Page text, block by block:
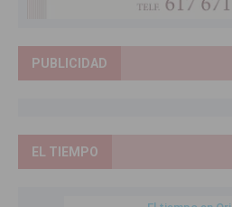
PUBLICIDAD
EL TIEMPO